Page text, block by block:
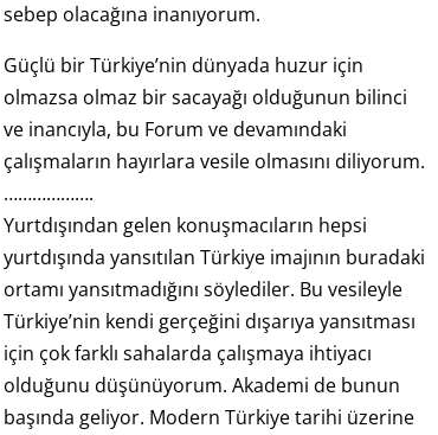
sebep olacağına inanıyorum.
Güçlü bir Türkiye’nin dünyada huzur için
olmazsa olmaz bir sacayağı olduğunun bilinci
ve inancıyla, bu Forum ve devamındaki
çalışmaların hayırlara vesile olmasını diliyorum.
……………….
Yurtdışından gelen konuşmacıların hepsi
yurtdışında yansıtılan Türkiye imajının buradaki
ortamı yansıtmadığını söylediler. Bu vesileyle
Türkiye’nin kendi gerçeğini dışarıya yansıtması
için çok farklı sahalarda çalışmaya ihtiyacı
olduğunu düşünüyorum. Akademi de bunun
başında geliyor. Modern Türkiye tarihi üzerine